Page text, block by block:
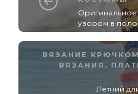
Оригинальное
узором в
ВЯЗАНИЕ
ВЯЗАНИЯ ,
Летний